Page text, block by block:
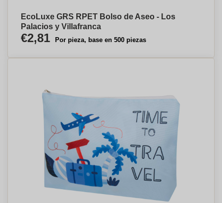
EcoLuxe GRS RPET Bolso de Aseo - Los
Palacios y Villafranca
€2,81 Por pieza, base en 500 piezas